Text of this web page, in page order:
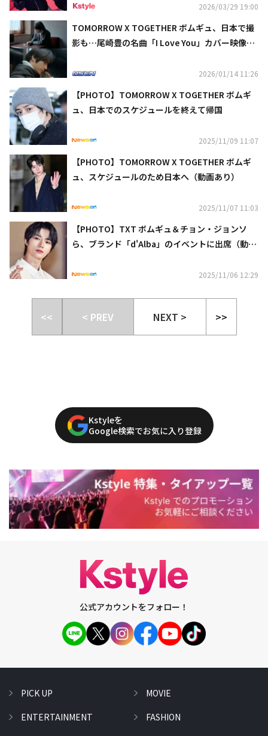
2026/03/29 19:00
TOMORROW X TOGETHER ボムギュ、日本で撮
影も…尾崎豊の名曲「I Love You」カバー映像＆
2026/01/14 11:26
【PHOTO】TOMORROW X TOGETHER ボムギ
ュ、日本でのスケジュールを終えて帰国
2025/11/09 11:07
【PHOTO】TOMORROW X TOGETHER ボムギ
ュ、スケジュールのため日本へ（動画あり）
2025/11/07 11:03
【PHOTO】TXT ボムギュ＆チョン・ジョンソ
ら、ブランド「d'Alba」のイベントに出席（動画
2025/11/06 12:29
<< < PREV NEXT > >>
Kstyleを
Google検索でお気に入り登録
公式アカウントをフォロー！
PICK UP
ENTERTAINMENT
MOVIE
FASHION